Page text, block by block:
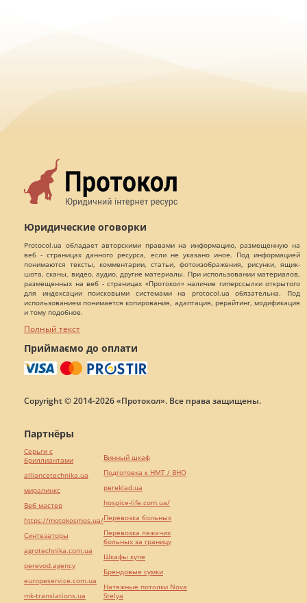
Юридические оговорки
Protocol.ua обладает авторскими правами на информацию, размещенную на
веб - страницах данного ресурса, если не указано иное. Под информацией
понимаются тексты, комментарии, статьи, фотоизображения, рисунки, ящик-
шота, сканы, видео, аудио, другие материалы. При использовании материалов,
размещенных на веб - страницах «Протокол» наличие гиперссылки открытого
для индексации поисковыми системами на protocol.ua обязательна. Под
использованием понимается копирования, адаптация, рерайтинг, модификация
и тому подобное.
Полный текст
Приймаємо до оплати
Copyright © 2014-2026 «Протокол». Все права защищены.
Партнёры
Серьги с
бриллиантами
alliancetechnika.ua
миралинкс
Веб мастер
https://motokosmos.ua/
Синтезаторы
agrotechnika.com.ua
perevod.agency
europeservice.com.ua
mk-translations.ua
Винный шкаф
Подготовка к НМТ / ВНО
pereklad.ua
hospice-life.com.ua/
Перевозка больных
Перевозка лежачих
больных за границу
Шкафы купе
Брендовые сумки
Натяжные потолки Nova
Stelya